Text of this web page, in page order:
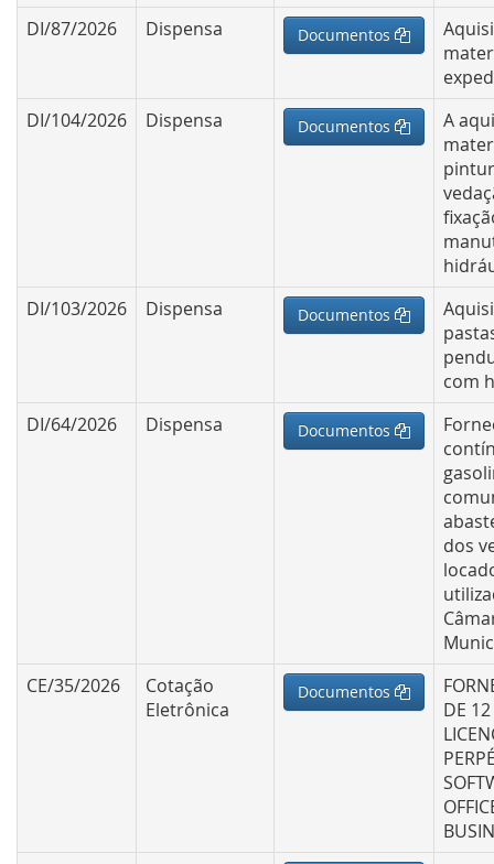
DI/87/2026
Dispensa Documentos
DI/104/2026
Dispensa Documentos
A
DI/103/2026
Dispensa Documentos
com
DI/64/2026
Dispensa Documentos
dos
CE/35/2026
Cotação
Eletrônica
Documentos
DE